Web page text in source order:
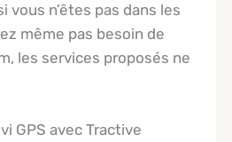
vous n’êtes pas dans les
même pas besoin de
les services proposés ne
GPS avec Tractive